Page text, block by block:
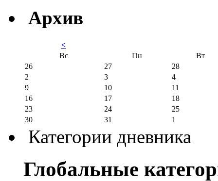
Архив
<
Вс
Пн
Вт
26
27
28
2
3
4
9
10
11
16
17
18
23
24
25
30
31 1
Категории дневника
Глобальные